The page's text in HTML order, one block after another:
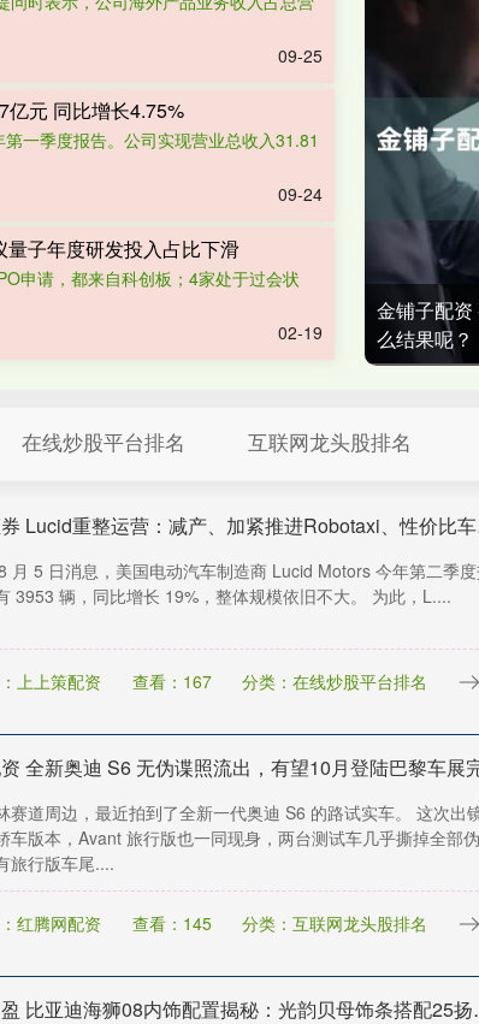
09-25
亿元 同比增长4.75%
一季度报告。公司实现营业总收入31.81
09-24
子年度研发投入占比下滑
申请，都来自科创板；4家处于过会状
02-19
金铺子配
么结果呢？
在线炒股平台排名 互联网龙头股排名
东兴
月 5 日消息，美国电动汽车制造商 Lucid Motors 今年第二季
3953 辆，同比增长 19%，整体规模依旧不大。 为此，L....
上上策配资 查看：167 分类：在线炒股平台排名
赛道周边，最近拍到了全新一代奥迪 S6 的路试实车。 这次出
车版本，Avant 旅行版也一同现身，两台测试车几乎撕掉全部伪
旅行版车尾....
红腾网配资 查看：145 分类：互联网龙头股排名
恩卓中盈 比